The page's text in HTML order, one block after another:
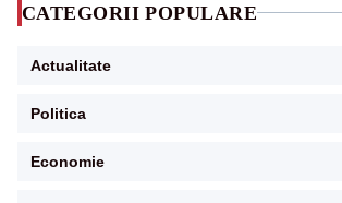
CATEGORII POPULARE
Actualitate
Politica
Economie